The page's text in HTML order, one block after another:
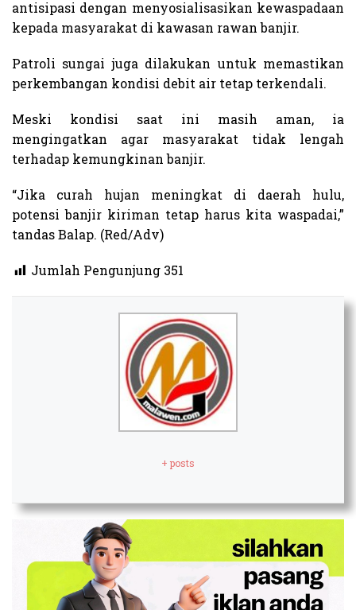
antisipasi dengan menyosialisasikan kewaspadaan
kepada masyarakat di kawasan rawan banjir.
Patroli sungai juga dilakukan untuk memastikan
perkembangan kondisi debit air tetap terkendali.
Meski kondisi saat ini masih aman, ia
mengingatkan agar masyarakat tidak lengah
terhadap kemungkinan banjir.
“Jika curah hujan meningkat di daerah hulu,
potensi banjir kiriman tetap harus kita waspadai,”
tandas Balap. (Red/Adv)
Jumlah Pengunjung 351
+ posts